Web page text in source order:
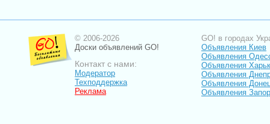
© 2006-2026
Доски объявлений GO!
Контакт с нами:
Модератор
Техподдержка
Реклама
GO! в городах
Объявления Киев
Объявления
Объявления
Объявления
Объявления
Объявления